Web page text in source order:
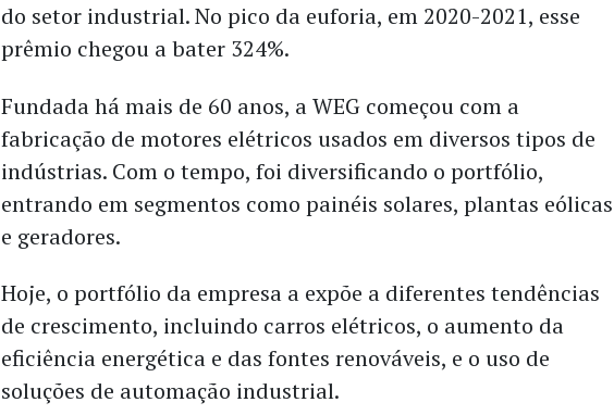
do setor industrial. No pico da euforia, em 2020-2021, esse
prêmio chegou a bater 324%.
Fundada há mais de 60 anos, a WEG começou com a
fabricação de motores elétricos usados em diversos tipos de
indústrias. Com o tempo, foi diversificando o portfólio,
entrando em segmentos como painéis solares, plantas eólicas
e geradores.
Hoje, o portfólio da empresa a expõe a diferentes tendências
de crescimento, incluindo carros elétricos, o aumento da
eficiência energética e das fontes renováveis, e o uso de
soluções de automação industrial.